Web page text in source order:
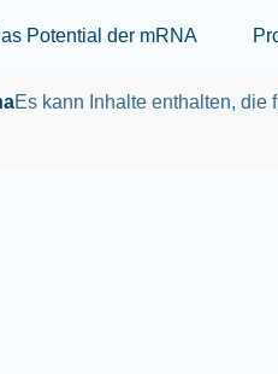
Potential der
mRNA
Es kann Inhalte enthalten, die